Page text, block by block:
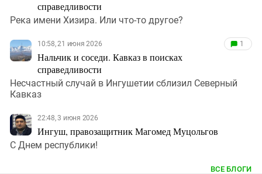
справедливости
Река имени Хизира. Или что-то другое?
10:58, 21 июня 2026
Нальчик и соседи. Кавказ в поисках
справедливости
1
Несчастный случай в Ингушетии сблизил Северный
Кавказ
22:48, 3 июня 2026
Ингуш, правозащитник Магомед Муцольгов
С Днем республики!
ВСЕ БЛОГИ